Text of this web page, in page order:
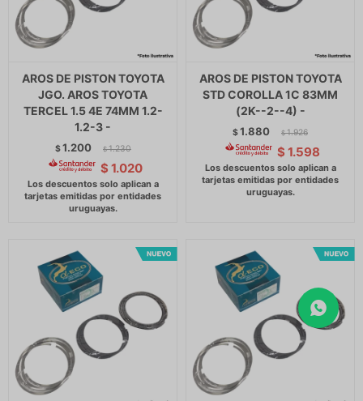
AROS DE PISTON TOYOTA
JGO. AROS TOYOTA
TERCEL 1.5 4E 74MM 1.2-
1.2-3 -
$1.200 $ 1.230
$ 1.020
AROS DE PISTON TOYOTA
STD COROLLA 1C 83MM
(2K--2--4) -
$1.880 $ 1.926
$ 1.598